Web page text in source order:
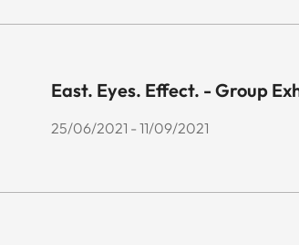
East. Eyes. Effect. - Group
25/06/2021 - 11/09/2021